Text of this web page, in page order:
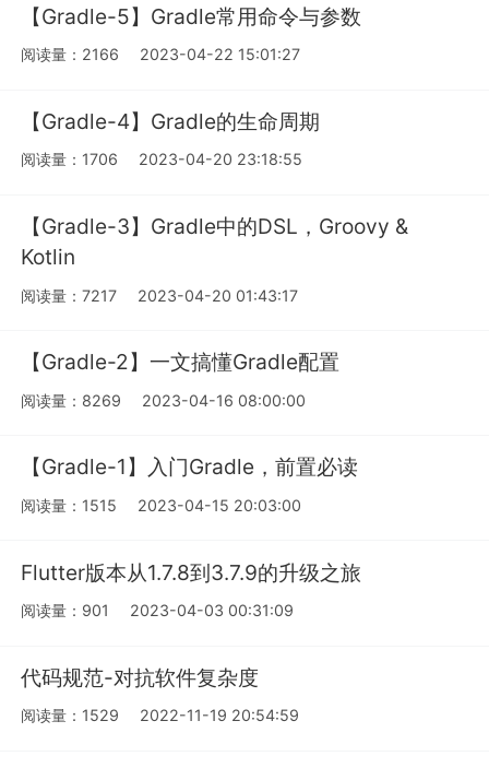
【Gradle-5】Gradle常用命令与参数
阅读量：2166 2023-04-22 15:01:27
【Gradle-4】Gradle的生命周期
阅读量：1706 2023-04-20 23:18:55
【Gradle-3】Gradle中的DSL，Groovy &
Kotlin
阅读量：7217 2023-04-20 01:43:17
【Gradle-2】一文搞懂Gradle配置
阅读量：8269 2023-04-16 08:00:00
【Gradle-1】入门Gradle，前置必读
阅读量：1515 2023-04-15 20:03:00
Flutter版本从1.7.8到3.7.9的升级之旅
阅读量：901 2023-04-03 00:31:09
代码规范-对抗软件复杂度
阅读量：1529 2022-11-19 20:54:59